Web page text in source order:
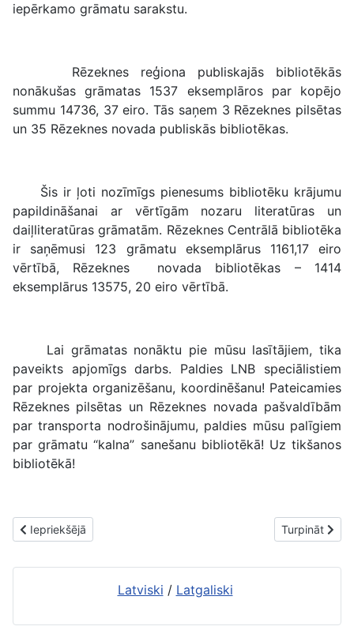
iepērkamo grāmatu sarakstu.
Rēzeknes reģiona publiskajās bibliotēkās
nonākušas grāmatas 1537 eksemplāros par kopējo
summu 14736, 37 eiro. Tās saņem 3 Rēzeknes pilsētas
un 35 Rēzeknes novada publiskās bibliotēkas.
Šis ir ļoti nozīmīgs pienesums bibliotēku krājumu
papildināšanai ar vērtīgām nozaru literatūras un
daiļliteratūras grāmatām. Rēzeknes Centrālā bibliotēka
ir saņēmusi 123 grāmatu eksemplārus 1161,17 eiro
vērtībā, Rēzeknes novada bibliotēkas – 1414
eksemplārus 13575, 20 eiro vērtībā.
Lai grāmatas nonāktu pie mūsu lasītājiem, tika
paveikts apjomīgs darbs. Paldies LNB speciālistiem
par projekta organizēšanu, koordinēšanu! Pateicamies
Rēzeknes pilsētas un Rēzeknes novada pašvaldībām
par transporta nodrošinājumu, paldies mūsu palīgiem
par grāmatu “kalna” sanešanu bibliotēkā! Uz tikšanos
bibliotēkā!
Iepriekšējais raksts: Izgaismošanas akcija “Esot vienoti, esam
Iepriekšējā Nākamais
Turpināt
Latviski / Latgaliski